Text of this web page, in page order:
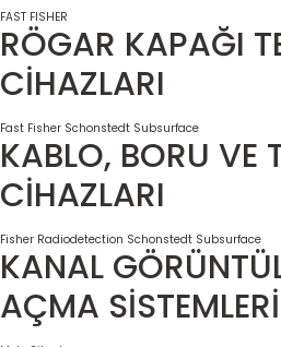
FAST FISHER
RÖGAR KAPAĞI
CİHAZLARI
Fast Fisher Schonstedt Subsurface
KABLO, BORU VE
CİHAZLARI
Fisher Radiodetection Schonstedt Subsurface
KANAL
AÇMA SİSTEMLERİ